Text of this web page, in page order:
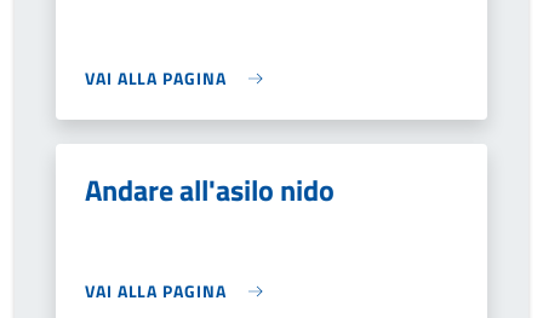
VAI ALLA PAGINA
Andare all'asilo nido
VAI ALLA PAGINA